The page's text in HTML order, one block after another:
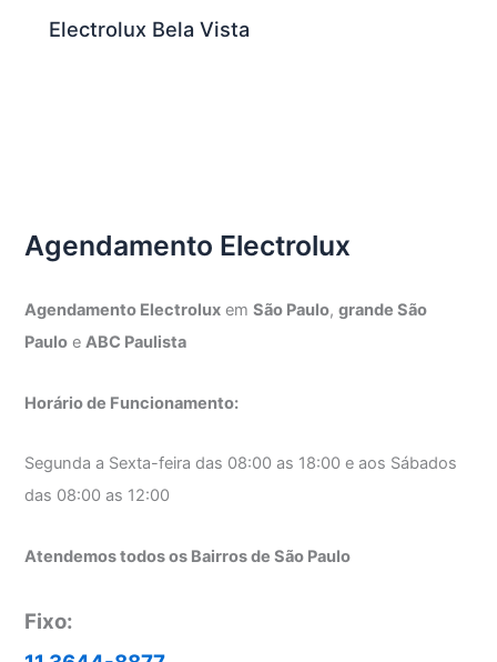
Electrolux Bela Vista
Agendamento Electrolux
Agendamento Electrolux emSão Paulo,grande São
Paulo eABC Paulista
Horário de Funcionamento:
Segunda a Sexta-feira das 08:00 as 18:00 e aos Sábados
das 08:00 as 12:00
Atendemos todos os Bairros de São Paulo
Fixo: